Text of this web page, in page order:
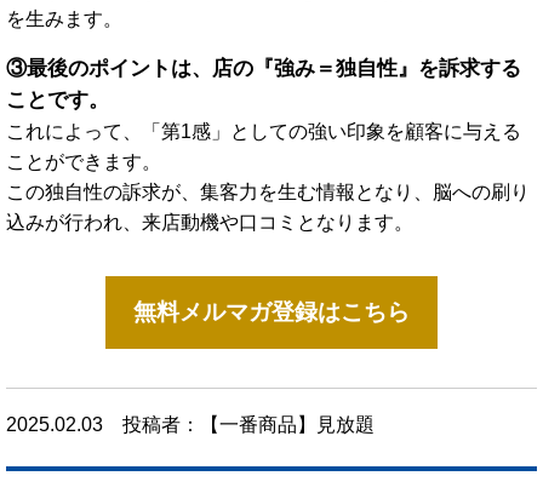
を生みます。
③最後のポイントは、店の『強み＝独自性』を訴求する
ことです。
これによって、「第1感」としての強い印象を顧客に与える
ことができます。
この独自性の訴求が、集客力を生む情報となり、脳への刷り
込みが行われ、来店動機や口コミとなります。
無料メルマガ登録はこちら
2025.02.03 投稿者：【一番商品】見放題